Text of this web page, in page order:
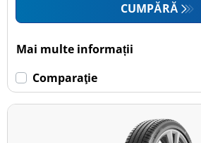
CUMPĂRĂ
Mai multe informații
Comparaţie